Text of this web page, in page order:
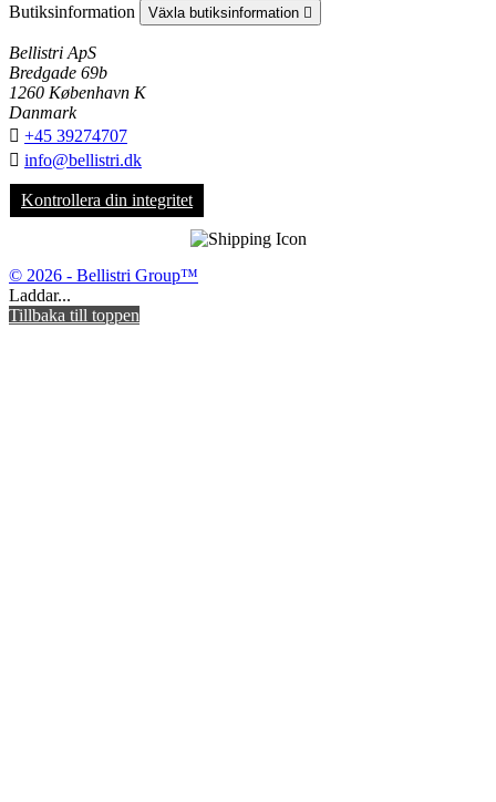
Butiksinformation Växla butiksinformation 
Bellistri ApS
Bredgade 69b
1260 København K
Danmark
 +45 39274707
 info@bellistri.dk
Kontrollera din integritet
© 2026 - Bellistri Group™
Laddar...
Tillbaka till toppen